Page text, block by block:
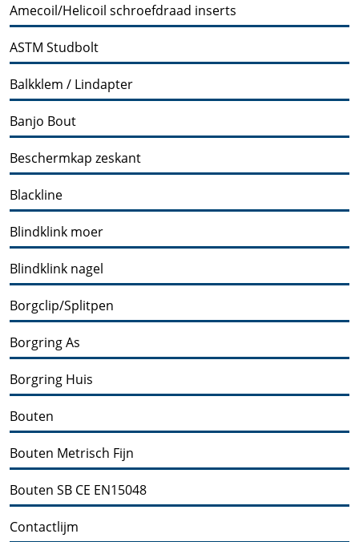
Amecoil/Helicoil schroefdraad inserts
ASTM Studbolt
Balkklem / Lindapter
Banjo Bout
Beschermkap zeskant
Blackline
Blindklink moer
Blindklink nagel
Borgclip/Splitpen
Borgring As
Borgring Huis
Bouten
Bouten Metrisch Fijn
Bouten SB CE EN15048
Contactlijm